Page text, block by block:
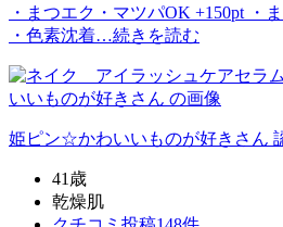
・まつエク・マツパOK +150pt ・
・色素沈着…続きを読む
姫ピン☆かわいいものが好き さん
41歳
乾燥肌